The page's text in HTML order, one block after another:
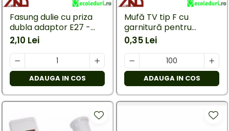
exterior
Lampi emergente
Lustre
Spoturi led pe sina
Multimetru Digital
Prelungitoare/Derulatoare
Starter/Droser
Triplu Stecher
Întrerupătoare/Comutatoare
Ştechere/Stecher adaptor
Fasung dulie cu priza
dubla adaptor E27 -
E27
2,10 Lei
ADAUGA IN COS
Mufă TV tip F cu
garnitură pentru
splitter
0,35 Lei
ADAUGA IN COS